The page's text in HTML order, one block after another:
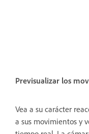
Previsualizar los
Vea a su carácter
a sus movimientos y